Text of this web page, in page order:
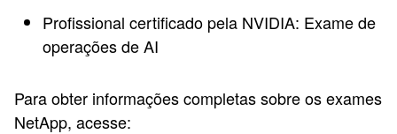
Profissional certificado pela NVIDIA: Exame de
operações de AI
Para obter informações completas sobre os exames
NetApp, acesse: